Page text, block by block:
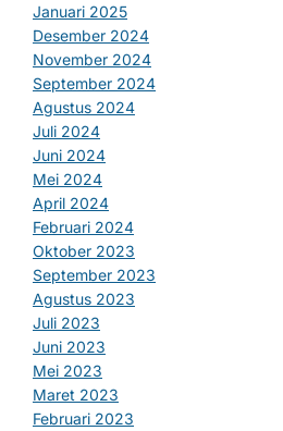
Januari 2025
Desember 2024
November 2024
September 2024
Agustus 2024
Juli 2024
Juni 2024
Mei 2024
April 2024
Februari 2024
Oktober 2023
September 2023
Agustus 2023
Juli 2023
Juni 2023
Mei 2023
Maret 2023
Februari 2023